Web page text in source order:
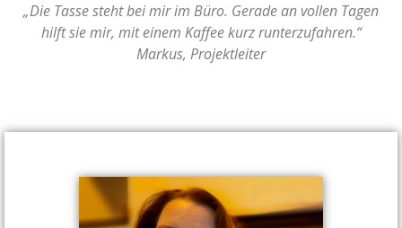
„Die Tasse steht bei mir im Büro. Gerade an vollen Tagen
hilft sie mir, mit einem Kaffee kurz runterzufahren.“
Markus, Projektleiter